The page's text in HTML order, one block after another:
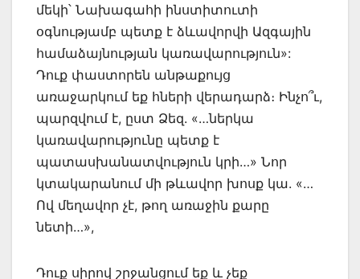
մեկի՝ Նախագահի ինստիտուտի
օգնությամբ պետք է ձևավորվի Ազգային
համաձայնության կառավարություն»:
Դուք փաստորեն անթաքույց
առաջարկում եք հների վերադարձ։ Ինչո՞ւ,
պարզվում է, ըստ Ձեզ. «…ներկա
կառավարությունը պետք է
պատասխանատվություն կրի…» Նոր
կտակարանում մի թևավոր խոսք կա. «…
Ով մեղավոր չէ, թող առաջին քարը
նետի…»,
Դուք սիրով շրջանցում եք և չեք